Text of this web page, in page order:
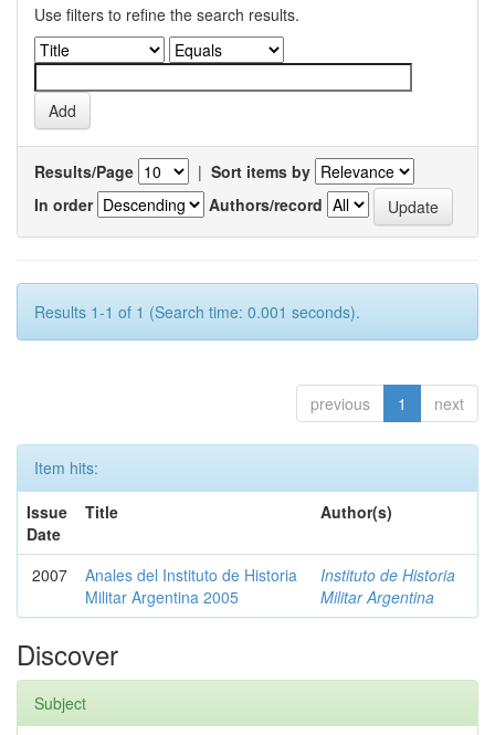
Use filters to refine the search results.
Results/Page | Sort items by
In order
Authors/record
Results 1-1 of 1 (Search time: 0.001 seconds).
previous 1 next
Item hits:
Issue
Date
Title Author(s)
2007
Anales del Instituto de Historia
Militar Argentina 2005
Instituto de Historia
Militar Argentina
Discover
Subject